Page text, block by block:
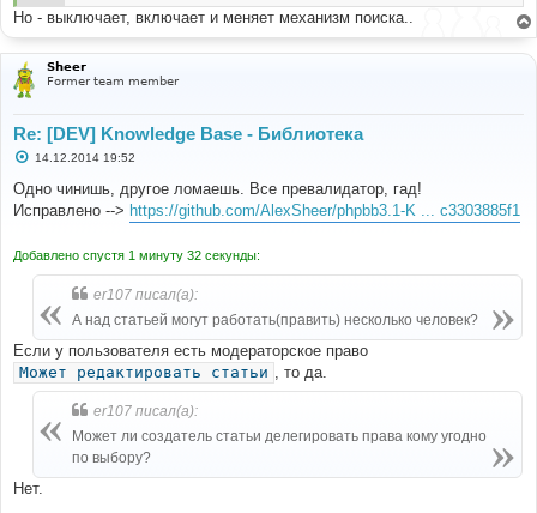
Но - выключает, включает и меняет механизм поиска..
Sheer
Former team member
Re: [DEV] Knowledge Base - Библиотека
С
о
б
щ
и
14.12.2014 19:52
Одно чинишь, другое ломаешь. Все превалидатор, гад!
Исправлено --> https://github.com/AlexSheer/phpbb3.1-K ... c3303885f1
Добавлено спустя 1 минуту 32 секунды:
er107 писал(а):
А над статьей могут работать(править) несколько человек?
Если у пользователя есть модераторское право
Может редактировать статьи
, то да.
er107 писал(а):
Может ли создатель статьи делегировать права кому угодно
по выбору?
Нет.